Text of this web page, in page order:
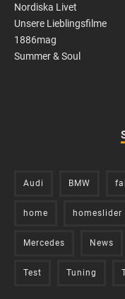
Nordiska Livet
Unsere Lieblingsfilme
1886mag
Summer & Soul
Audi BMW
home homeslider
Mercedes News
Test Tuning